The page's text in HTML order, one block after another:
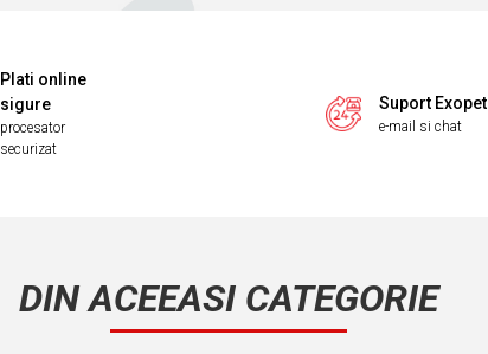
Plati online
sigure
procesator
securizat
Suport Exopet
e-mail si chat
DIN ACEEASI CATEGORIE